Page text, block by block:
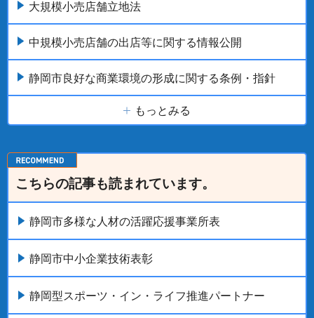
大規模小売店舗立地法
中規模小売店舗の出店等に関する情報公開
静岡市良好な商業環境の形成に関する条例・指針
もっとみる
こちらの記事も読まれています。
静岡市多様な人材の活躍応援事業所表
静岡市中小企業技術表彰
静岡型スポーツ・イン・ライフ推進パートナー